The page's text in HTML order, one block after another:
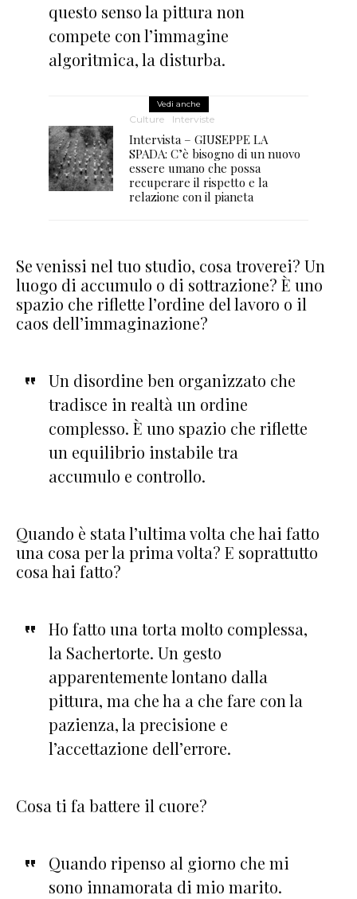
questo senso la pittura non
compete con l’immagine
algoritmica, la disturba.
Vedi anche
Culture Interviste
Intervista – GIUSEPPE LA
SPADA: C’è bisogno di un nuovo
essere umano che possa
recuperare il rispetto e la
relazione con il pianeta
Se venissi nel tuo studio, cosa troverei? Un
luogo di accumulo o di sottrazione? È uno
spazio che riflette l’ordine del lavoro o il
caos dell’immaginazione?
Un disordine ben organizzato che
tradisce in realtà un ordine
complesso. È uno spazio che riflette
un equilibrio instabile tra
accumulo e controllo.
Quando è stata l’ultima volta che hai fatto
una cosa per la prima volta? E soprattutto
cosa hai fatto?
Ho fatto una torta molto complessa,
la Sachertorte. Un gesto
apparentemente lontano dalla
pittura, ma che ha a che fare con la
pazienza, la precisione e
l’accettazione dell’errore.
Cosa ti fa battere il cuore?
Quando ripenso al giorno che mi
sono innamorata di mio marito.